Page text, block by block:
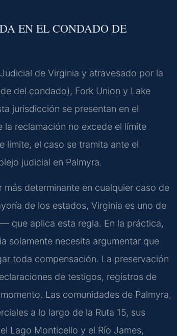
EN EL CONDADO DE
de Virginia y atravesado por la
del condado), Fork Union y Lake
jurisdicción se presentan en el
la reclamación no excede el límite
límite, el caso se tramita ante el
judicial en Palmyra.
determinante en cualquier caso de
de los estados, Virginia es uno de
que aplica esta regla. En la práctica,
solamente necesita argumentar que
toda compensación. La preservación
de testigos, registros de
Las comunidades de Palmyra,
a lo largo de la Ruta 15, sus
Lago Monticello y el Río James,